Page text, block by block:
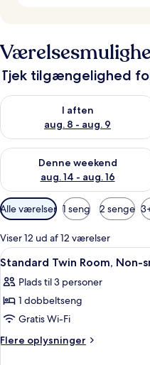
Tjek tilgængelighed
I aften
aug. 8 - aug. 9
Tjek tilgængelighed for i
Denne weekend
aug. 14 - aug. 16
Tjek tilgængelighed for
Tilgængelige
filtre
for
værelser
Alle værelser 1 seng 2 senge
Viser 12 ud af 12 værelser
Indlæs
alle
billeder
af
Standard
Twin
6
Standard Twin Room, Non-
Plads til 3 personer
1 dobbeltseng
Gratis Wi-Fi
Flere oplysninger
Flere